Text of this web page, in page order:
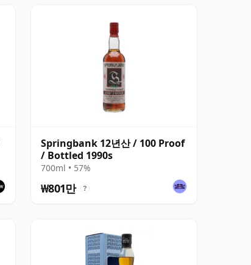
Springbank 12년산 / 100 Proof
/ Bottled 1990s
700ml • 57%
₩801만 ?